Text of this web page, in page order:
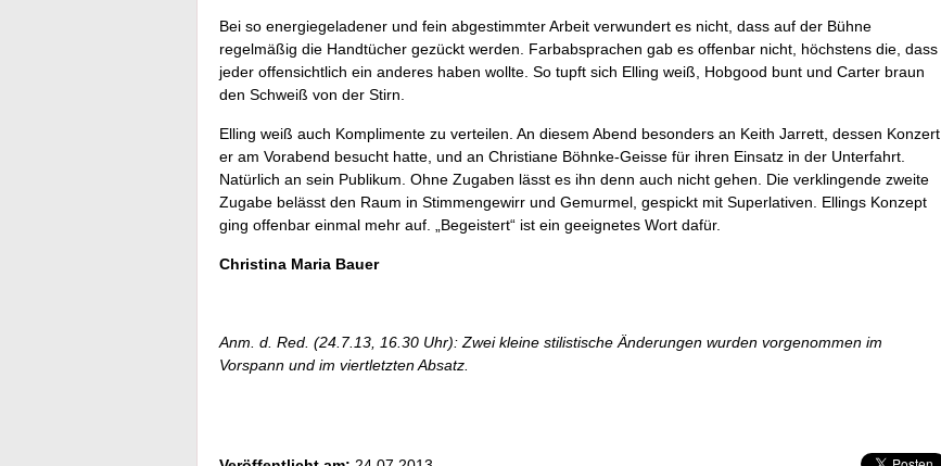
Bei so energiegeladener und fein abgestimmter Arbeit verwundert es nicht, dass auf der Bühne
regelmäßig die Handtücher gezückt werden. Farbabsprachen gab es offenbar nicht, höchstens die, dass
jeder offensichtlich ein anderes haben wollte. So tupft sich Elling weiß, Hobgood bunt und Carter braun
den Schweiß von der Stirn.
Elling weiß auch Komplimente zu verteilen. An diesem Abend besonders an Keith Jarrett, dessen Konzert
er am Vorabend besucht hatte, und an Christiane Böhnke-Geisse für ihren Einsatz in der Unterfahrt.
Natürlich an sein Publikum. Ohne Zugaben lässt es ihn denn auch nicht gehen. Die verklingende zweite
Zugabe belässt den Raum in Stimmengewirr und Gemurmel, gespickt mit Superlativen. Ellings Konzept
ging offenbar einmal mehr auf. „Begeistert“ ist ein geeignetes Wort dafür.
Christina Maria Bauer
Anm. d. Red. (24.7.13, 16.30 Uhr): Zwei kleine stilistische Änderungen wurden vorgenommen im
Vorspann und im viertletzten Absatz.